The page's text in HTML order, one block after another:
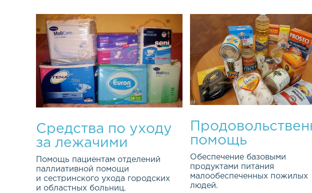
Средства по уходу
за лежачими
больными
Помощь пациентам отделений
паллиативной помощи
и сестринского ухода городских
и областных больниц.
помощь
Обеспечение базовыми
продуктами питания
малообеспеченных пожилых
людей.